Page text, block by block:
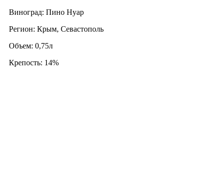
Виноград: Пино Нуар
Регион: Крым, Севастополь
Объем: 0,75л
Крепость: 14%